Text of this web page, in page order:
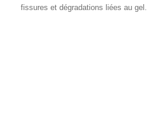
fissures et dégradations liées au gel.